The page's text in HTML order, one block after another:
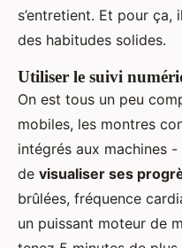
s’entretient. Et pour
des habitudes solides.
Utiliser le suivi
On est tous un peu
mobiles, les montres
intégrés aux machines
de visualiser ses
brûlées, fréquence
un puissant moteur de